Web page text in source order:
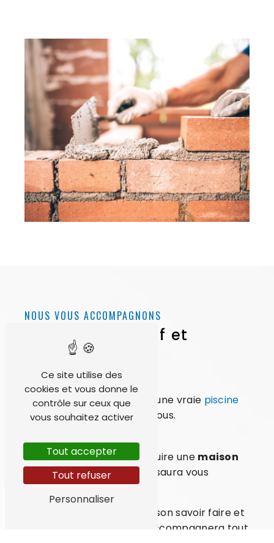
NOUS VOUS ACCOMPAGNONS
Maçonnerie neuf et
piscines
Maçonnerie piscine
Vous souhaitez construire une vraie piscine
dessinée et conçue avec vous.
Votre projet est de construire une maison
neuveavec un maçon qui saura vous
conseiller.
La SARL Cabrillat, forte de son savoir faire et
de son expérience, vous accompagnera tout
Ce site utilise des
cookies et vous donne le
contrôle sur ceux que
vous souhaitez activer
Tout accepter
Tout refuser
Personnaliser